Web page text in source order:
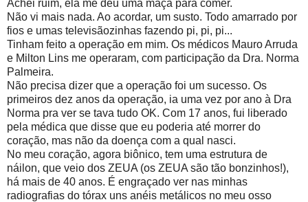
Achei ruim, ela me deu uma maçã para comer.
Não vi mais nada. Ao acordar, um susto. Todo amarrado por
fios e umas televisãozinhas fazendo pi, pi, pi...
Tinham feito a operação em mim. Os médicos Mauro Arruda
e Milton Lins me operaram, com participação da Dra. Norma
Palmeira.
Não precisa dizer que a operação foi um sucesso. Os
primeiros dez anos da operação, ia uma vez por ano à Dra
Norma pra ver se tava tudo OK. Com 17 anos, fui liberado
pela médica que disse que eu poderia até morrer do
coração, mas não da doença com a qual nasci.
No meu coração, agora biônico, tem uma estrutura de
náilon, que veio dos ZEUA (os ZEUA são tão bonzinhos!),
há mais de 40 anos. É engraçado ver nas minhas
radiografias do tórax uns anéis metálicos no meu osso